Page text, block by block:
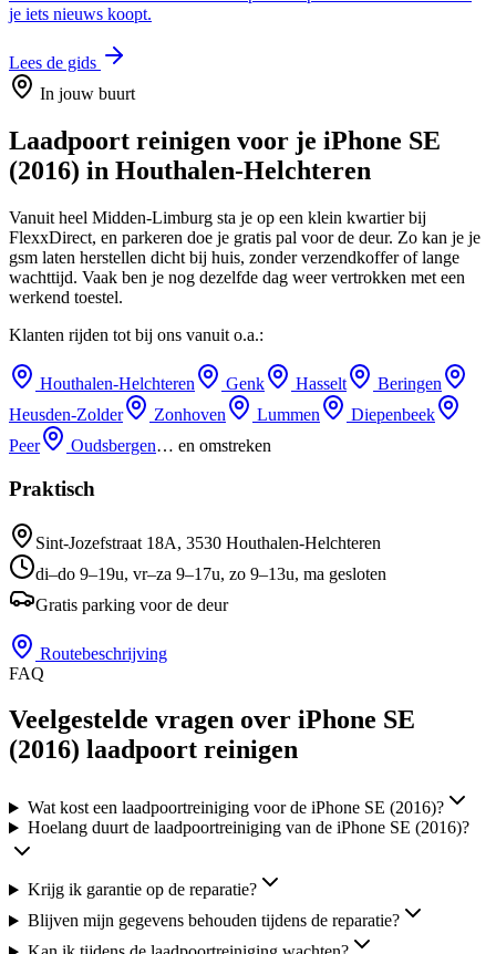
je iets nieuws koopt.
Lees de gids
In jouw buurt
Laadpoort reinigen voor je iPhone SE
(2016) in Houthalen-Helchteren
Vanuit heel Midden-Limburg sta je op een klein kwartier bij
FlexxDirect, en parkeren doe je gratis pal voor de deur. Zo kan je je
gsm laten herstellen dicht bij huis, zonder verzendkoffer of lange
wachttijd. Vaak ben je nog dezelfde dag weer vertrokken met een
werkend toestel.
Klanten rijden tot bij ons vanuit o.a.:
Houthalen-Helchteren Genk Hasselt
Beringen
Heusden-Zolder
Zonhoven Lummen
Diepenbeek
Peer
Oudsbergen… en omstreken
Praktisch
Sint-Jozefstraat 18A, 3530 Houthalen-Helchteren
di–do 9–19u, vr–za 9–17u, zo 9–13u, ma gesloten
Gratis parking voor de deur
Routebeschrijving
FAQ
Veelgestelde vragen over iPhone SE
(2016) laadpoort reinigen
Wat kost een laadpoortreiniging voor de iPhone SE (2016)?
Hoelang duurt de laadpoortreiniging van de iPhone SE (2016)?
Krijg ik garantie op de reparatie?
Blijven mijn gegevens behouden tijdens de reparatie?